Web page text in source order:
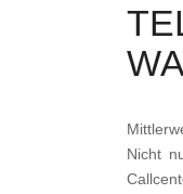
Nicht